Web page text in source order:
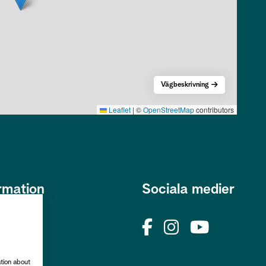
Leaflet | ©OpenStreetMapcontributors
Vägbeskrivning
Sociala medier
about